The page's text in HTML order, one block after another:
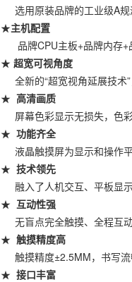
选用原装品牌的工业级A规
★主机配置
品牌CPU主板+品牌内存+
★超宽可视角度
全新的“超宽视角延展技术”
★高清画质
屏幕色彩显示无损失，色彩
★功能齐全
液晶触摸屏为显示和操作平
★技术领先
融入了人机交互、平板显示
★互动性强
无盲点完全触摸、全程互动
★触摸精度高
触摸精度±2.5MM，书写流
★接口丰富